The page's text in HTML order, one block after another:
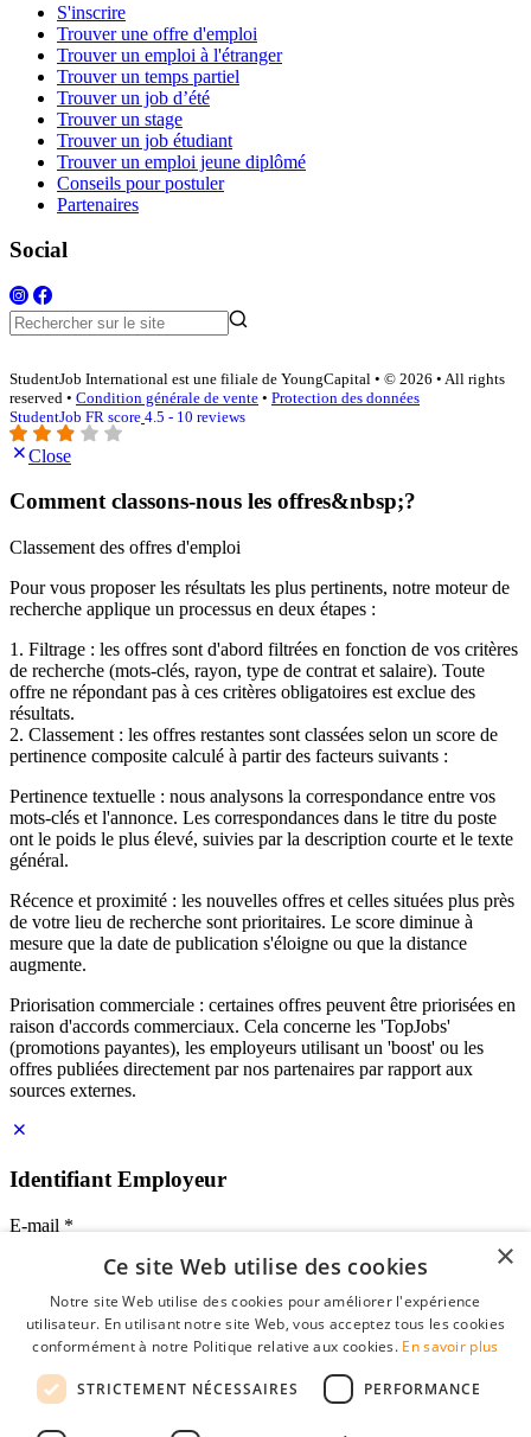
S'inscrire
Trouver une offre d'emploi
Trouver un emploi à l'étranger
Trouver un temps partiel
Trouver un job d’été
Trouver un stage
Trouver un job étudiant
Trouver un emploi jeune diplômé
Conseils pour postuler
Partenaires
Social
StudentJob International est une filiale de YoungCapital • © 2026 • All rights
reserved • Condition générale de vente • Protection des données
StudentJob FR score 4.5 - 10 reviews
Close
Comment classons-nous les offres&nbsp;?
Classement des offres d'emploi
Pour vous proposer les résultats les plus pertinents, notre moteur de
recherche applique un processus en deux étapes :
1. Filtrage : les offres sont d'abord filtrées en fonction de vos critères
de recherche (mots-clés, rayon, type de contrat et salaire). Toute
offre ne répondant pas à ces critères obligatoires est exclue des
résultats.
2. Classement : les offres restantes sont classées selon un score de
pertinence composite calculé à partir des facteurs suivants :
Pertinence textuelle : nous analysons la correspondance entre vos
mots-clés et l'annonce. Les correspondances dans le titre du poste
ont le poids le plus élevé, suivies par la description courte et le texte
général.
Récence et proximité : les nouvelles offres et celles situées plus près
de votre lieu de recherche sont prioritaires. Le score diminue à
mesure que la date de publication s'éloigne ou que la distance
augmente.
Priorisation commerciale : certaines offres peuvent être priorisées en
raison d'accords commerciaux. Cela concerne les 'TopJobs'
(promotions payantes), les employeurs utilisant un 'boost' ou les
offres publiées directement par nos partenaires par rapport aux
sources externes.
Identifiant Employeur
E-mail *
Mot de passe
se souvenir de moi
mot de passe oublié?
Profil Employeur gratuit
×
Ce site Web utilise des cookies
Notre site Web utilise des cookies pour améliorer l'expérience
utilisateur. En utilisant notre site Web, vous acceptez tous les cookies
conformément à notre Politique relative aux cookies. En savoir plus
STRICTEMENT NÉCESSAIRES PERFORMANCE